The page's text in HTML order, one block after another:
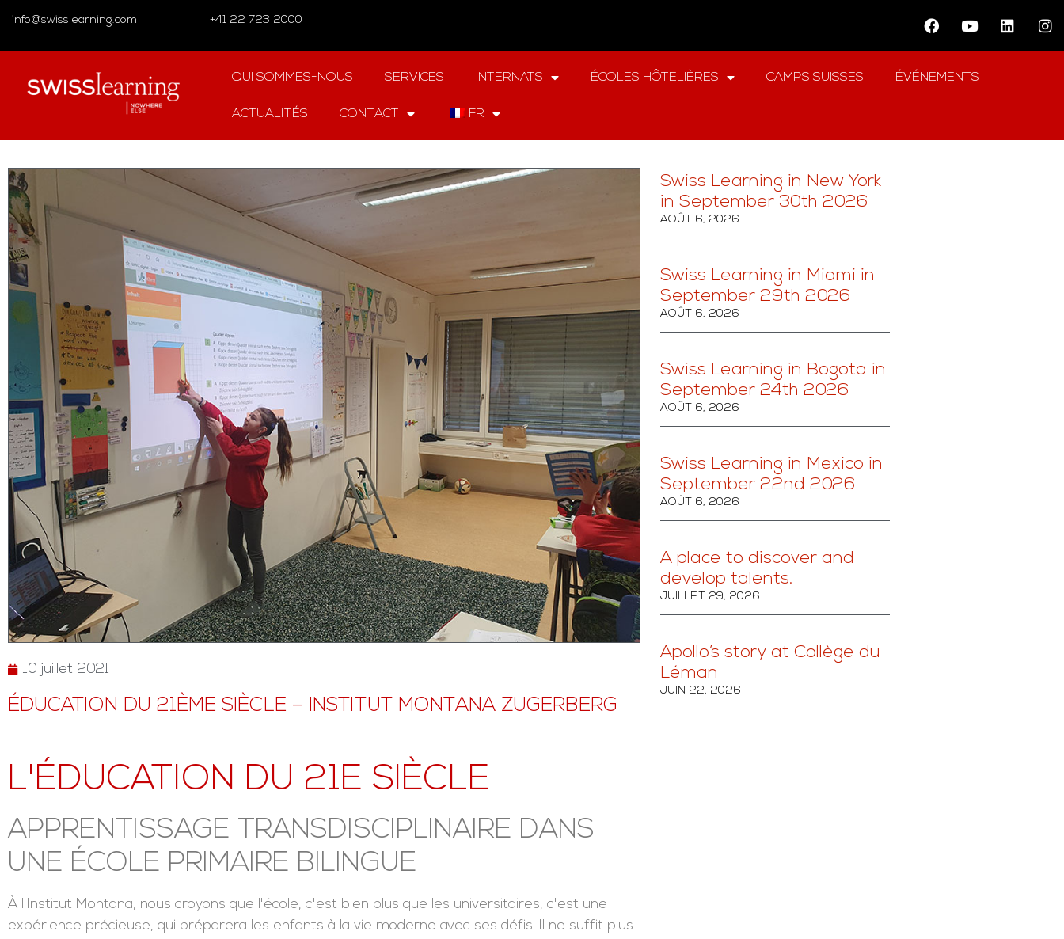
info@swisslearning.com +41 22 723 2000
QUI SOMMES-NOUS SERVICES INTERNATS ÉCOLES HÔTELIÈRES CAMPS SUISSES ÉVÉNEMENTS
ACTUALITÉS CONTACT FR
10 juillet 2021
ÉDUCATION DU 21ÈME SIÈCLE – INSTITUT MONTANA ZUGERBERG
L'ÉDUCATION DU 21E SIÈCLE
APPRENTISSAGE TRANSDISCIPLINAIRE DANS
UNE ÉCOLE PRIMAIRE BILINGUE
À l'Institut Montana, nous croyons que l'école, c'est bien plus que les universitaires, c'est une
expérience précieuse, qui préparera les enfants à la vie moderne avec ses défis. Il ne suffit plus
Swiss Learning in New York
in September 30th 2026
AOÛT 6, 2026
Swiss Learning in Miami in
September 29th 2026
AOÛT 6, 2026
Swiss Learning in Bogota in
September 24th 2026
AOÛT 6, 2026
Swiss Learning in Mexico in
September 22nd 2026
AOÛT 6, 2026
A place to discover and
develop talents.
JUILLET 29, 2026
Apollo’s story at Collège du
Léman
JUIN 22, 2026